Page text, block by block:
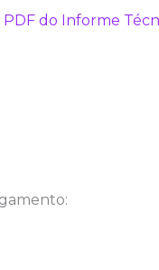
PDF do Informe